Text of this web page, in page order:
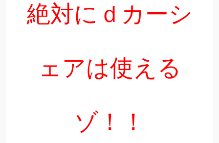
絶対にｄカーシ
ェアは使える
ゾ！！